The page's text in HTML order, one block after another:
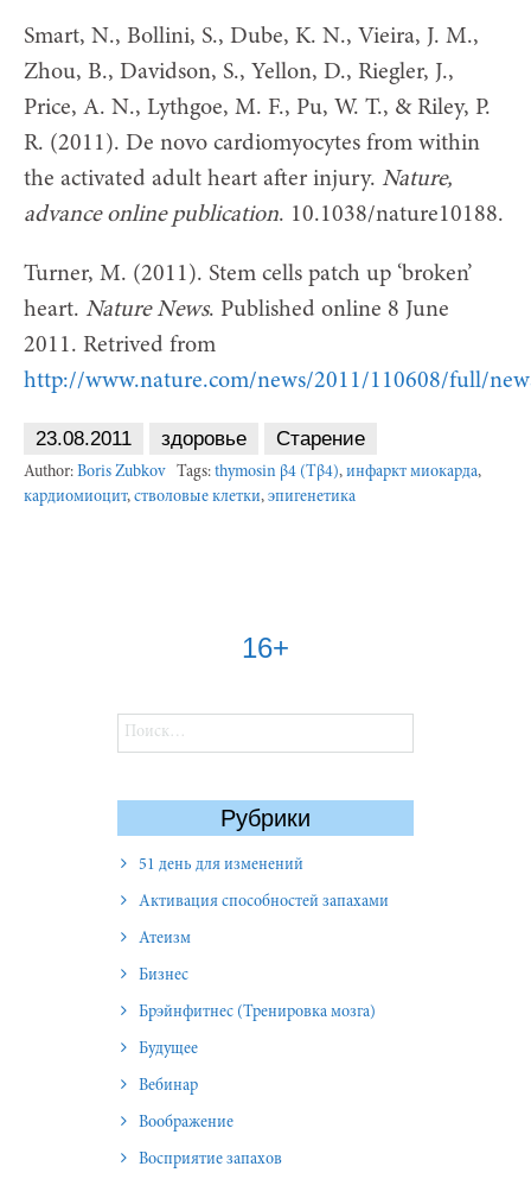
Smart, N., Bollini, S., Dube, K. N., Vieira, J. M.,
Zhou, B., Davidson, S., Yellon, D., Riegler, J.,
Price, A. N., Lythgoe, M. F., Pu, W. T., & Riley, P.
R. (2011). De novo cardiomyocytes from within
the activated adult heart after injury. Nature,
advance online publication. 10.1038/nature10188.
Turner, M. (2011). Stem cells patch up ‘broken’
heart. Nature News. Published online 8 June
2011. Retrived from
http://www.nature.com/news/2011/110608/full/
23.08.2011 здоровье Старение
Author: Boris Zubkov Tags: thymosin β4 (Tβ4), инфаркт миокарда,
кардиомиоцит, стволовые клетки, эпигенетика
16+
Найти:
Рубрики
51 день для изменений
Активация способностей запахами
Атеизм
Бизнес
Брэйнфитнес (Тренировка мозга)
Будущее
Вебинар
Воображение
Восприятие запахов